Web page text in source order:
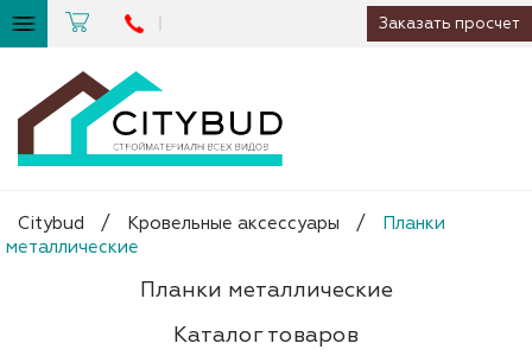
Заказать просчет
Citybud / Кровельные аксессуары /
Планки
металлические
Планки металлические
Каталог товаров